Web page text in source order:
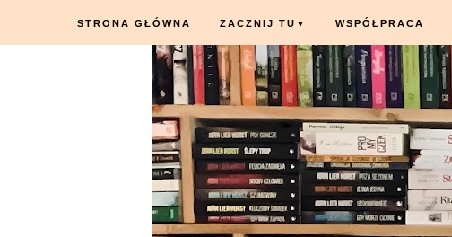
STRONA GŁÓWNA ZACZNIJ TU ▼ WSPÓŁPRACA